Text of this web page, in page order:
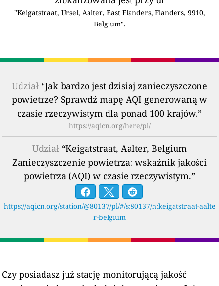
"Keigatstraat, Ursel, Aalter, East Flanders, Flanders, 9910,
Belgium".
Udział “Jak bardzo jest dzisiaj zanieczyszczone
powietrze? Sprawdź mapę AQI generowaną w
czasie rzeczywistym dla ponad 100 krajów.”
https://aqicn.org/here/pl/
Udział “Keigatstraat, Aalter, Belgium
Zanieczyszczenie powietrza: wskaźnik jakości
powietrza (AQI) w czasie rzeczywistym.”
https://aqicn.org/station/@80137/pl/#/s:80137/n:keigatstraat-aalte
r-belgium
Czy posiadasz już stację monitorującą jakość